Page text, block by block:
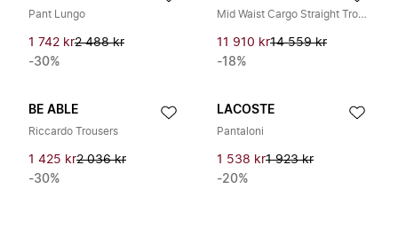
Pant Lungo
1 742 kr2 488 kr
-30%
Mid Waist Cargo Straight Trouser Pants
11 910 kr14 559 kr
-18%
BE ABLE
Riccardo Trousers
1 425 kr2 036 kr
-30%
LACOSTE
Pantaloni
1 538 kr1 923 kr
-20%